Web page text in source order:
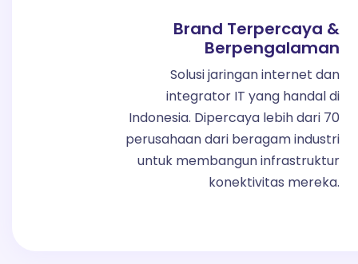
Brand Terpercaya &
Berpengalaman
Solusi jaringan internet dan
integrator IT yang handal di
Indonesia. Dipercaya lebih dari 70
perusahaan dari beragam industri
untuk membangun infrastruktur
konektivitas mereka.